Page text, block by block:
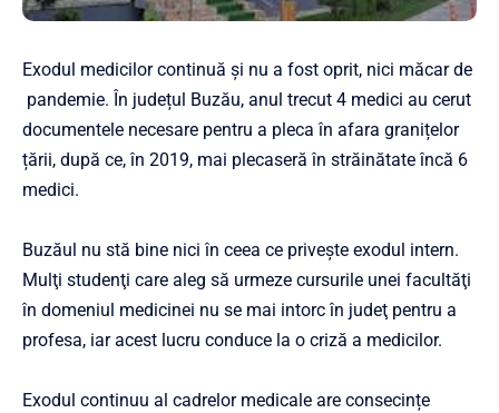
Exodul medicilor continuă și nu a fost oprit, nici măcar de
pandemie. În județul Buzău, anul trecut 4 medici au cerut
documentele necesare pentru a pleca în afara granițelor
țării, după ce, în 2019, mai plecaseră în străinătate încă 6
medici.
Buzăul nu stă bine nici în ceea ce privește exodul intern.
Mulţi studenţi care aleg să urmeze cursurile unei facultăţi
în domeniul medicinei nu se mai intorc în judeţ pentru a
profesa, iar acest lucru conduce la o criză a medicilor.
Exodul continuu al cadrelor medicale are consecințe